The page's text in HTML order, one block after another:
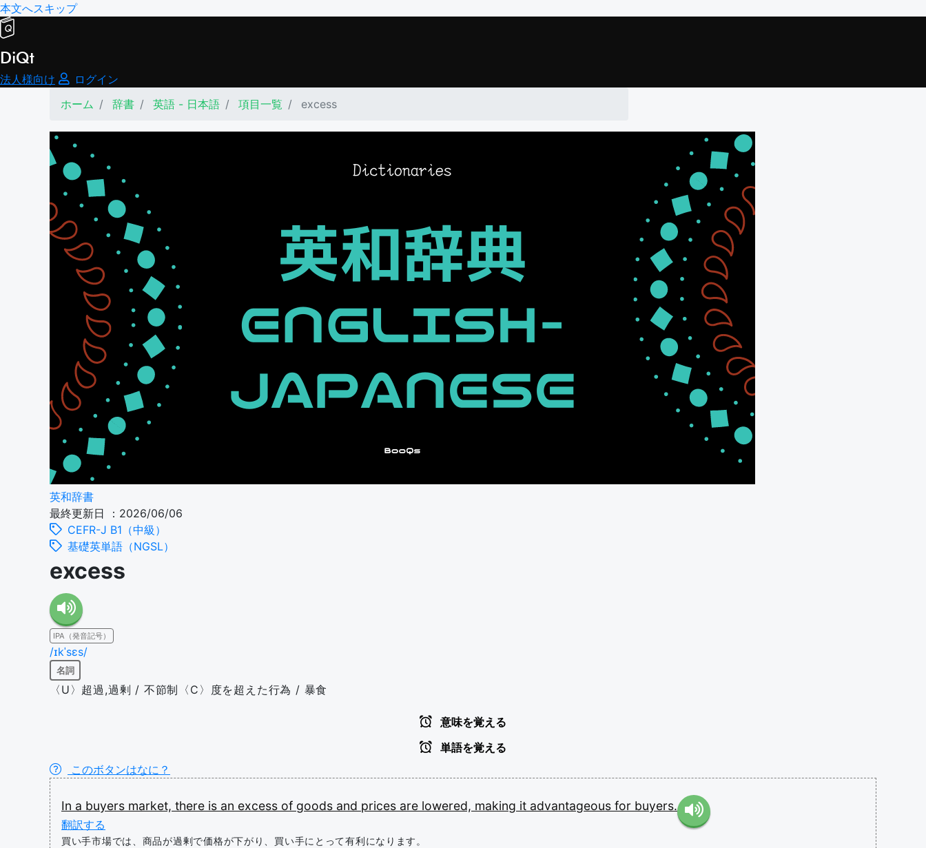
本文へスキップ
DiQt
法人様向け
ログイン
ホーム
辞書 英語 - 日本語 項目一覧 excess
英和辞書
最終更新日 ：2026/06/06
CEFR-J B1（中級）
基礎英単語（NGSL）
excess
IPA（発音記号）
/ɪkˈsɛs/
名詞
〈U〉超過,過剰 / 不節制〈C〉度を超えた行為 / 暴食
意味を覚える
単語を覚える
このボタンはなに？
In a buyers market, there is an excess of goods and prices are lowered, making it advantageous for buyers.
翻訳する
買い手市場では、商品が過剰で価格が下がり、買い手にとって有利になります。